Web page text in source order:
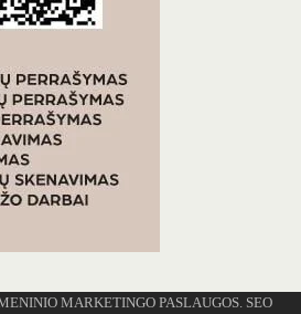
MARKETINGO PASLAUGOS. SEO